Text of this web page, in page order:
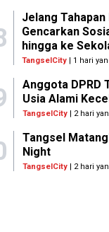
Jelang
Gencarkan
hingga ke
TangselCity | 1 hari
Anggota DPRD
Usia Alami
TangselCity| 2 hari
Tangsel
Night
TangselCity| 2 hari